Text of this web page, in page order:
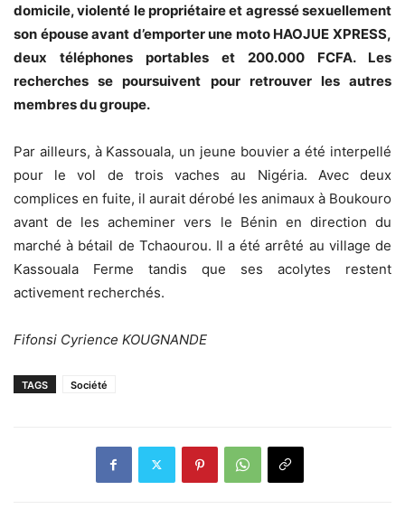
domicile, violenté le propriétaire et agressé sexuellement
son épouse avant d’emporter une moto HAOJUE XPRESS,
deux téléphones portables et 200.000 FCFA. Les
recherches se poursuivent pour retrouver les autres
membres du groupe.
Par ailleurs, à Kassouala, un jeune bouvier a été interpellé
pour le vol de trois vaches au Nigéria. Avec deux
complices en fuite, il aurait dérobé les animaux à Boukouro
avant de les acheminer vers le Bénin en direction du
marché à bétail de Tchaourou. Il a été arrêté au village de
Kassouala Ferme tandis que ses acolytes restent
activement recherchés.
Fifonsi Cyrience KOUGNANDE
TAGS Société